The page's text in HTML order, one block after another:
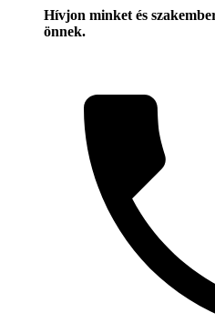
Hívjon minket és
önnek.